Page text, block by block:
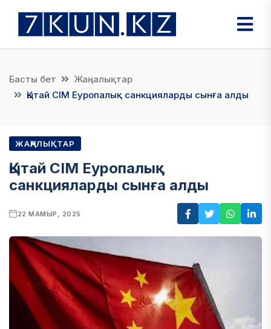
Басты бет
Жаңалықтар
Қытай СІМ Еуропалық санкцияларды сынға алды
ЖАҢАЛЫҚТАР
Қытай СІМ Еуропалық
санкцияларды сынға алды
22 МАМЫР, 2025